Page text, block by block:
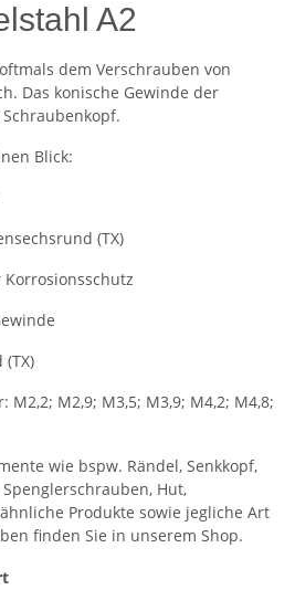
A2
dem Verschrauben von
Das konische Gewinde der
Blick:
(TX)
M2,9; M3,5; M3,9; M4,2; M4,8;
wie bspw. Rändel, Senkkopf,
Hut,
Produkte sowie jegliche Art
finden Sie in unserem Shop.